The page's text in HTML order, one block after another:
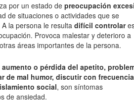
por un estado de preocupación
de situaciones o actividades que se
A la persona le resulta difícil controlar
Provoca malestar y deterioro a
áreas importantes de la persona.
aumento o pérdida del apetito,
de mal humor, discutir con
social, son síntomas
de ansiedad.